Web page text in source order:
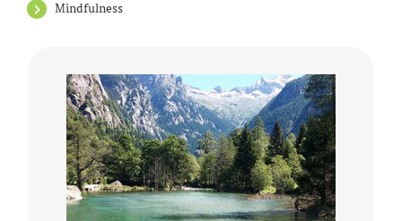
Mindfulness
Che cos’è la Naturopatia e di cosa si occupa?
Secondo quanto enunciato nel 2010
dall’Organizzazione Mondiale della Salute, …
CONTINUA A LEGGERE